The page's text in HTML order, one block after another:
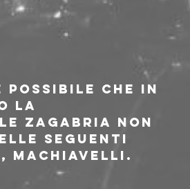
possibile che in
la
Zagabria non
seguenti
Machiavelli.